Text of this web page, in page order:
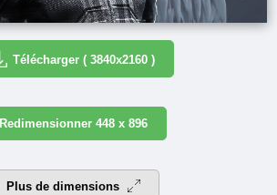
Télécharger ( 3840x2160 )
Redimensionner 448 x 896
Plus de dimensions